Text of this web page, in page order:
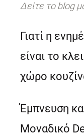
Δείτε το blog
Γιατί η
είναι το
χώρο
Έμπνευση
Μοναδικό